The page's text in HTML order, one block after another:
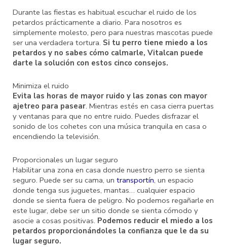
Durante las fiestas es habitual escuchar el ruido de los
petardos prácticamente a diario. Para nosotros es
simplemente molesto, pero para nuestras mascotas puede
ser una verdadera tortura. Si tu perro tiene miedo a los
petardos y no sabes cómo calmarle, Vitalcan puede
darte la solución con estos cinco consejos.
Minimiza el ruido
Evita las horas de mayor ruido y las zonas con mayor
ajetreo para pasear. Mientras estés en casa cierra puertas
y ventanas para que no entre ruido. Puedes disfrazar el
sonido de los cohetes con una música tranquila en casa o
encendiendo la televisión.
Proporcionales un lugar seguro
Habilitar una zona en casa donde nuestro perro se sienta
seguro. Puede ser su cama, un transportín, un espacio
donde tenga sus juguetes, mantas… cualquier espacio
donde se sienta fuera de peligro. No podemos regañarle en
este lugar, debe ser un sitio donde se sienta cómodo y
asocie a cosas positivas. Podemos reducir el miedo a los
petardos proporcionándoles la confianza que le da su
lugar seguro.